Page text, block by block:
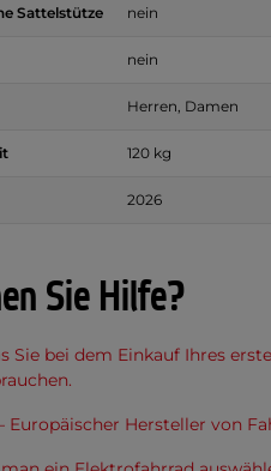
Sattelstütze nein
nein
Herren, Damen
120 kg
2026
Sie Hilfe?
Sie bei dem Einkauf Ihres
Europäischer Hersteller von